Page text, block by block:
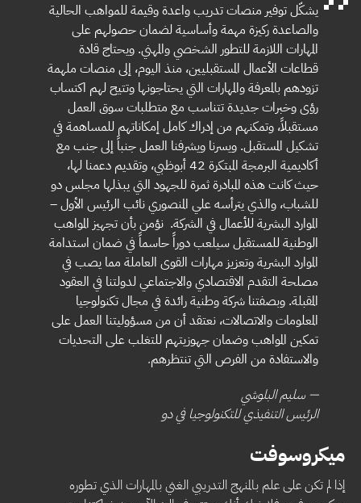
يشكّل توفير منصات تدريب واعدة وقيمة للمواهب الحالية
والصاعدة ركيزة مهمة وأساسية لضمان حصولهم على
المهارات اللازمة للتطور الشخصي والمهني. ويحتاج قادة
قطاعات الأعمال المستقبليين، منذ اليوم، إلى منصات ملهمة
تزودهم بالمعرفة والمهارات التي يحتاجونها وتتيح لهم اكتساب
رؤى وخبرات جديدة تتناسب مع متطلبات سوق العمل
مستقبلاً، وتمكنهم من إدراك كامل إمكاناتهم للمساهمة في
تشكيل المستقبل. ويسرنا ويشرفنا العمل جنباً إلى جنب مع
أكاديمية البرمجة المبتكرة 42 أبوظبي، وتقديم دعمنا لها،
حيث كانت هذه المبادرة ثمرة للجهود التي يبذلها مجلس دو
للشباب، والذي يترأسه علي المنصوري نائب الرئيس الأول –
الموارد البشرية للأعمال في الشركة. نؤمن بأن تجهيز المواهب
الوطنية للمستقبل سيلعب دوراً حاسماً في ضمان استدامة
الموارد البشرية وتعزيز مهارات القوى العاملة مما يصب في
مصلحة التقدم الاقتصادي والاجتماعي لدولتنا في العقود
المقبلة. وبصفتنا شركة وطنية رائدة في مجال تكنولوجيا
المعلومات والاتصالات، نعتقد أن من مسؤوليتنا العمل على
تمكين المواهب وضمان جهوزيتهم للتغلب على التحديات
والاستفادة من الفرص التي تنتظرهم.
— سليم البلوشي
الرئيس التنفيذي للتكنولوجيا في دو
ميكروسوفت
إذا لم تكن على علم بالمنهج التدريبي الغني بالمهارات الذي تطوره